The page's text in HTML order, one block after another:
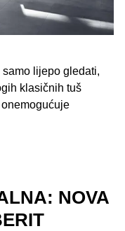
lijepo gledati,
klasičnih tuš
NOVA